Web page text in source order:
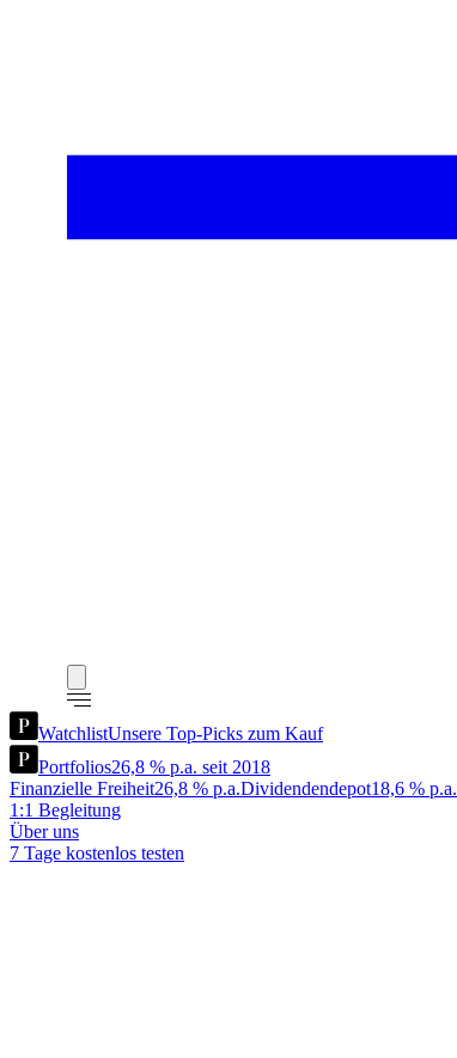
WatchlistUnsere Top-Picks zum Kauf
Portfolios26,8 % p.a. seit 2018
Finanzielle Freiheit26,8 % p.a.Dividendendepot18,6 % p.a.
1:1 Begleitung
Über uns
7 Tage kostenlos testen